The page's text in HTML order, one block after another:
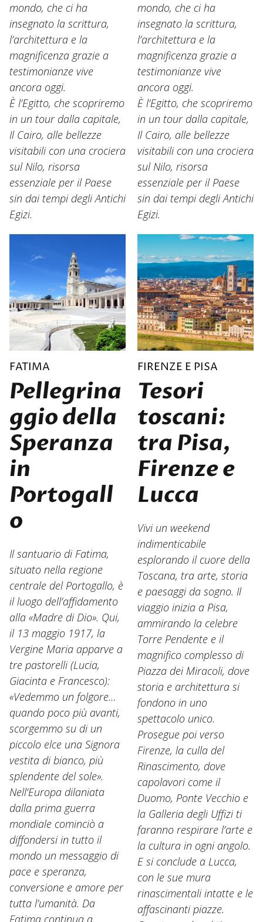
mondo, che ci ha
insegnato la scrittura,
l’architettura e la
magnificenza grazie a
testimonianze vive
ancora oggi.
È l’Egitto, che scopriremo
in un tour dalla capitale,
Il Cairo, alle bellezze
visitabili con una crociera
sul Nilo, risorsa
essenziale per il Paese
sin dai tempi degli Antichi
Egizi.
mondo, che ci ha
insegnato la scrittura,
l’architettura e la
magnificenza grazie a
testimonianze vive
ancora oggi.
È l’Egitto, che scopriremo
in un tour dalla capitale,
Il Cairo, alle bellezze
visitabili con una crociera
sul Nilo, risorsa
essenziale per il Paese
sin dai tempi degli Antichi
Egizi.
FATIMA
Pellegrina
ggio della
Speranza
in
Portogall
o
Il santuario di Fatima,
situato nella regione
centrale del Portogallo, è
il luogo dell’affidamento
alla «Madre di Dio». Qui,
il 13 maggio 1917, la
Vergine Maria apparve a
tre pastorelli (Lucia,
Giacinta e Francesco):
«Vedemmo un folgore…
quando poco più avanti,
scorgemmo su di un
piccolo elce una Signora
vestita di bianco, più
splendente del sole».
Nell’Europa dilaniata
dalla prima guerra
mondiale cominciò a
diffondersi in tutto il
mondo un messaggio di
pace e speranza,
conversione e amore per
tutta l’umanità. Da
Fatima continua a
FIRENZE E PISA
Tesori
toscani:
tra Pisa,
Firenze e
Lucca
Vivi un weekend
indimenticabile
esplorando il cuore della
Toscana, tra arte, storia
e paesaggi da sogno. Il
viaggio inizia a Pisa,
ammirando la celebre
Torre Pendente e il
magnifico complesso di
Piazza dei Miracoli, dove
storia e architettura si
fondono in uno
spettacolo unico.
Prosegue poi verso
Firenze, la culla del
Rinascimento, dove
capolavori come il
Duomo, Ponte Vecchio e
la Galleria degli Uffizi ti
faranno respirare l’arte e
la cultura in ogni angolo.
E si conclude a Lucca,
con le sue mura
rinascimentali intatte e le
affascinanti piazze.